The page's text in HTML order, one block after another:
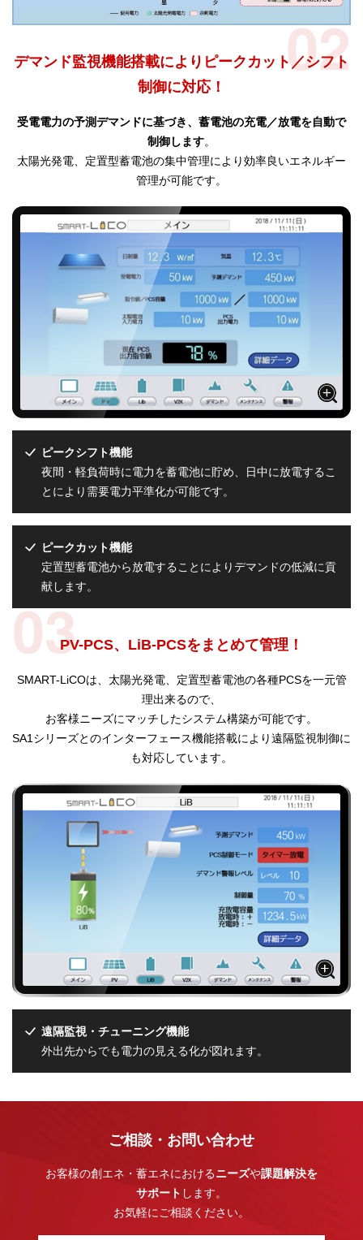
デマンド監視機能搭載によりピークカット／シフト
制御に対応！
受電電力の予測デマンドに基づき、蓄電池の充電／放電を自動で
制御します。
太陽光発電、定置型蓄電池の集中管理により効率良いエネルギー
管理が可能です。
ピークシフト機能
夜間・軽負荷時に電力を蓄電池に貯め、日中に放電するこ
とにより需要電力平準化が可能です。
ピークカット機能
定置型蓄電池から放電することによりデマンドの低減に貢
献します。
PV-PCS、LiB-PCSをまとめて管理！
SMART-LiCOは、太陽光発電、定置型蓄電池の各種PCSを一元管
理出来るので、
お客様ニーズにマッチしたシステム構築が可能です。
SA1シリーズとのインターフェース機能搭載により遠隔監視制御に
も対応しています。
遠隔監視・チューニング機能
外出先からでも電力の見える化が図れます。
ご相談・お問い合わせ
お客様の創エネ・蓄エネにおけるニーズや課題解決を
サポート します。
お気軽にご相談ください。